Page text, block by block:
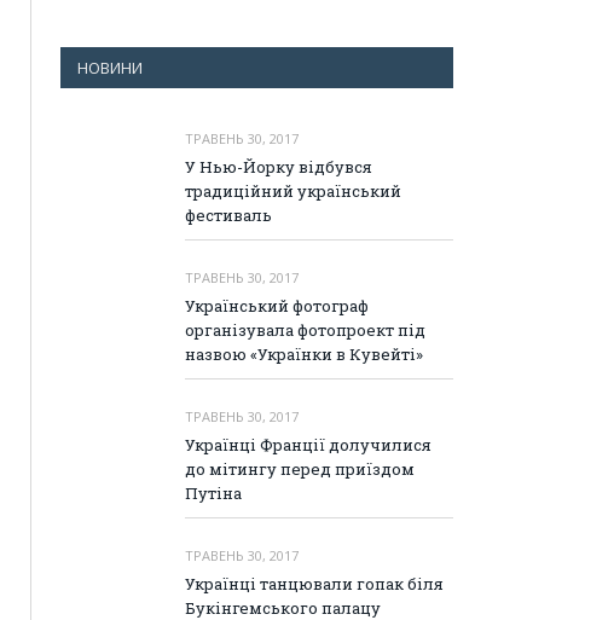
НОВИНИ
ТРАВЕНЬ 30, 2017
У Нью-Йорку відбувся
традиційний український
фестиваль
ТРАВЕНЬ 30, 2017
Український фотограф
організувала фотопроект під
назвою «Українки в Кувейті»
ТРАВЕНЬ 30, 2017
Українці Франції долучилися
до мітингу перед приїздом
Путіна
ТРАВЕНЬ 30, 2017
Українці танцювали гопак біля
Букінгемського палацу